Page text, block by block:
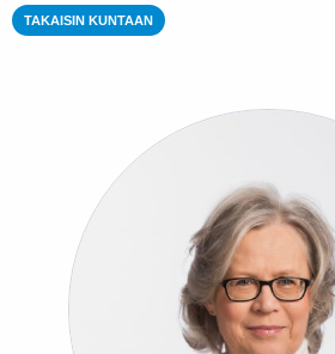
TAKAISIN KUNTAAN